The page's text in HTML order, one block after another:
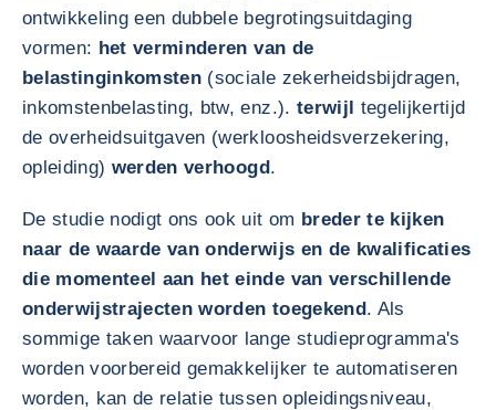
ontwikkeling een dubbele begrotingsuitdaging
vormen: het verminderen van de
belastinginkomsten (sociale zekerheidsbijdragen,
inkomstenbelasting, btw, enz.). terwijl tegelijkertijd
de overheidsuitgaven (werkloosheidsverzekering,
opleiding) werden verhoogd.
De studie nodigt ons ook uit om breder te kijken
naar de waarde van onderwijs en de kwalificaties
die momenteel aan het einde van verschillende
onderwijstrajecten worden toegekend. Als
sommige taken waarvoor lange studieprogramma's
worden voorbereid gemakkelijker te automatiseren
worden, kan de relatie tussen opleidingsniveau,